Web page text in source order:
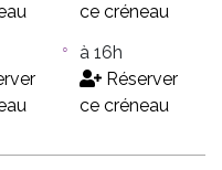
ce créneau
à 16h
Réserver
ce créneau